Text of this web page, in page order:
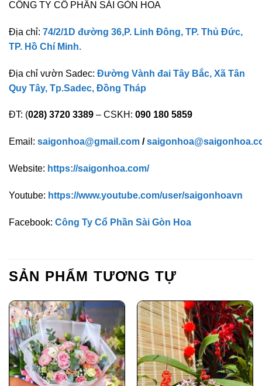
CÔNG TY CỔ PHẦN SÀI GÒN HOA
Địa chỉ: 74/2/1D đường 36,P. Linh Đông, TP. Thủ Đức,
TP. Hồ Chí Minh.
Địa chỉ vườn Sadec: Đường Vành đai Tây Bắc, Xã Tân
Quy Tây, Tp.Sadec, Đồng Tháp
ĐT: (028) 3720 3389 – CSKH: 090 180 5859
Email: saigonhoa@gmail.com /
Website: https://saigonhoa.com/
Youtube: https://www.youtube.com/user/saigonhoavn
Facebook: Công Ty Cổ Phần Sài Gòn Hoa
SẢN PHẨM TƯƠNG TỰ